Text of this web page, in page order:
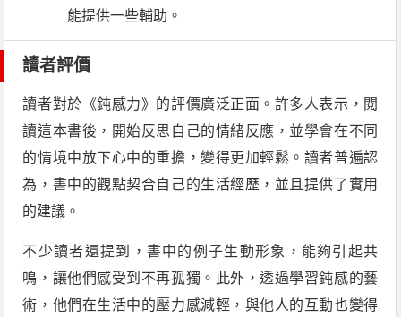
能提供一些輔助。
讀者評價
讀者對於《鈍感力》的評價廣泛正面。許多人表示，閱
讀這本書後，開始反思自己的情緒反應，並學會在不同
的情境中放下心中的重擔，變得更加輕鬆。讀者普遍認
為，書中的觀點契合自己的生活經歷，並且提供了實用
的建議。
不少讀者還提到，書中的例子生動形象，能夠引起共
鳴，讓他們感受到不再孤獨。此外，透過學習鈍感的藝
術，他們在生活中的壓力感減輕，與他人的互動也變得